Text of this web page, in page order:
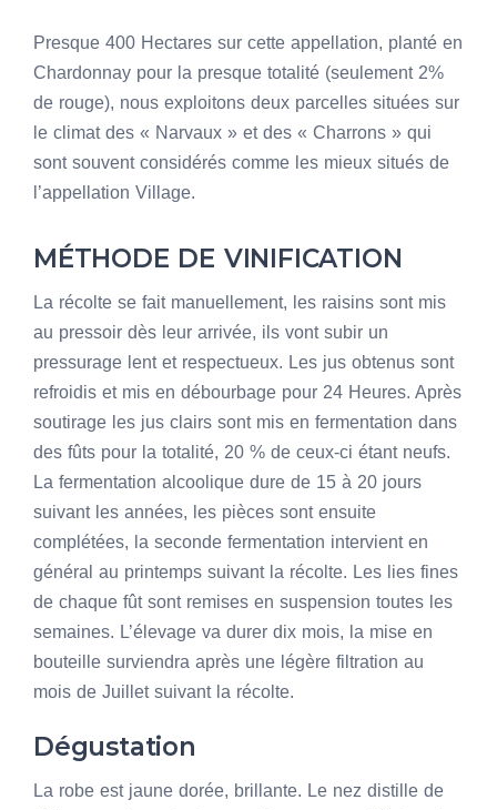
Presque 400 Hectares sur cette appellation, planté en
Chardonnay pour la presque totalité (seulement 2%
de rouge), nous exploitons deux parcelles situées sur
le climat des « Narvaux » et des « Charrons » qui
sont souvent considérés comme les mieux situés de
l’appellation Village.
MÉTHODE DE VINIFICATION
La récolte se fait manuellement, les raisins sont mis
au pressoir dès leur arrivée, ils vont subir un
pressurage lent et respectueux. Les jus obtenus sont
refroidis et mis en débourbage pour 24 Heures. Après
soutirage les jus clairs sont mis en fermentation dans
des fûts pour la totalité, 20 % de ceux-ci étant neufs.
La fermentation alcoolique dure de 15 à 20 jours
suivant les années, les pièces sont ensuite
complétées, la seconde fermentation intervient en
général au printemps suivant la récolte. Les lies fines
de chaque fût sont remises en suspension toutes les
semaines. L’élevage va durer dix mois, la mise en
bouteille surviendra après une légère filtration au
mois de Juillet suivant la récolte.
Dégustation
La robe est jaune dorée, brillante. Le nez distille de